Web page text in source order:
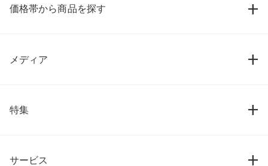
価格帯から商品を探す
メディア
特集
サービス